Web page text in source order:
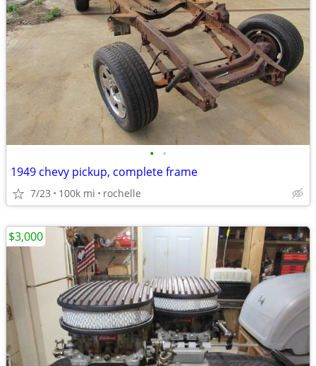
• •
1949 chevy pickup, complete frame
7/23 100k mi rochelle
$3,000